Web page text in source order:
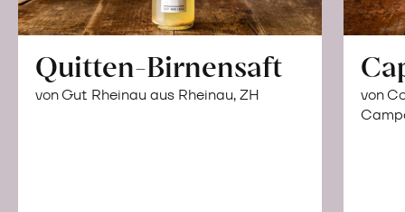
Quitten-Birnensaft
von Gut Rheinau aus Rheinau, ZH
von